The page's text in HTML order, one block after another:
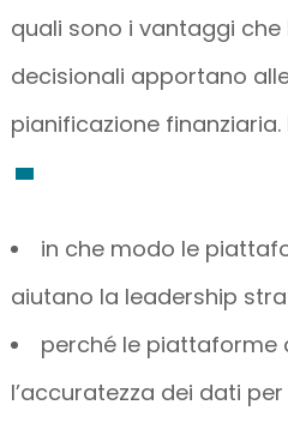
quali sono i vantaggi
decisionali apportano
pianificazione
in che modo le
aiutano la leadership
perché le piattaforme
l’accuratezza dei dati